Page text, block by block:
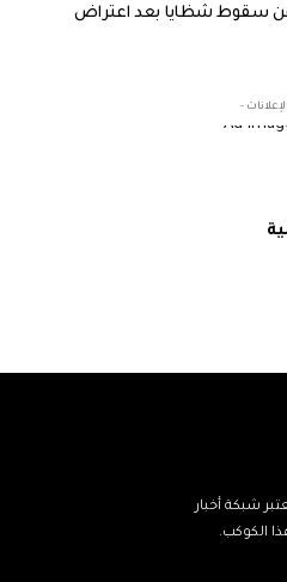
عن سقوط شظايا بعد اعتراض
-
ونعتبر شبكة أخبار
الكوكب.